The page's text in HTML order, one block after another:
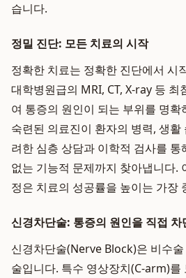
습니다.
정밀 진단: 모든 치료의 시작
정확한 치료는 정확한 진단에서 시
대학병원급의 MRI, CT, X-ray 등
여 통증의 원인이 되는 부위를 명확
숙련된 의료진이 환자의 병력, 생활
려한 심층 상담과 이학적 검사를
없는 기능적 문제까지 찾아냅니다.
정은 치료의 성공률을 높이는 가장
신경차단술: 통증의 원인을 직접 차
신경차단술(Nerve Block)은 비수
술입니다. 특수 영상장치(C-arm)를